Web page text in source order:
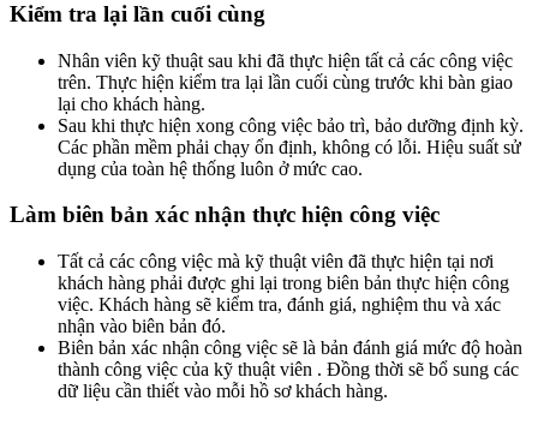
Kiểm tra lại lần cuối cùng
Nhân viên kỹ thuật sau khi đã thực hiện tất cả các công việc
trên. Thực hiện kiểm tra lại lần cuối cùng trước khi bàn giao
lại cho khách hàng.
Sau khi thực hiện xong công việc bảo trì, bảo dưỡng định kỳ.
Các phần mềm phải chạy ổn định, không có lỗi. Hiệu suất sử
dụng của toàn hệ thống luôn ở mức cao.
Làm biên bản xác nhận thực hiện công việc
Tất cả các công việc mà kỹ thuật viên đã thực hiện tại nơi
khách hàng phải được ghi lại trong biên bản thực hiện công
việc. Khách hàng sẽ kiểm tra, đánh giá, nghiệm thu và xác
nhận vào biên bản đó.
Biên bản xác nhận công việc sẽ là bản đánh giá mức độ hoàn
thành công việc của kỹ thuật viên . Đồng thời sẽ bổ sung các
dữ liệu cần thiết vào mỗi hồ sơ khách hàng.